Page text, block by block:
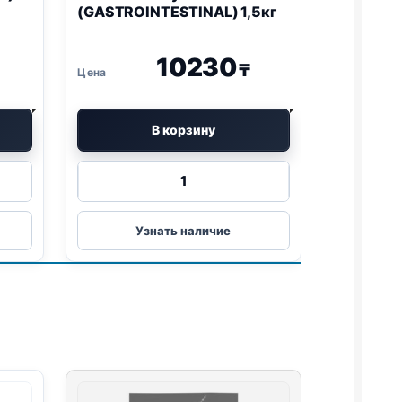
(GASTROINTESTINAL) 1,5кг
10230₸
В корзину
товара
Pro
Plan
сух.
Узнать наличие